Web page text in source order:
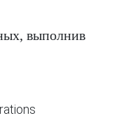
выполнив